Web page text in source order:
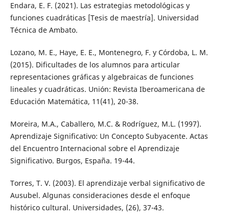
Endara, E. F. (2021). Las estrategias metodológicas y
funciones cuadráticas [Tesis de maestría]. Universidad
Técnica de Ambato.
Lozano, M. E., Haye, E. E., Montenegro, F. y Córdoba, L. M.
(2015). Dificultades de los alumnos para articular
representaciones gráficas y algebraicas de funciones
lineales y cuadráticas. Unión: Revista Iberoamericana de
Educación Matemática, 11(41), 20-38.
Moreira, M.A., Caballero, M.C. & Rodríguez, M.L. (1997).
Aprendizaje Significativo: Un Concepto Subyacente. Actas
del Encuentro Internacional sobre el Aprendizaje
Significativo. Burgos, España. 19-44.
Torres, T. V. (2003). El aprendizaje verbal significativo de
Ausubel. Algunas consideraciones desde el enfoque
histórico cultural. Universidades, (26), 37-43.